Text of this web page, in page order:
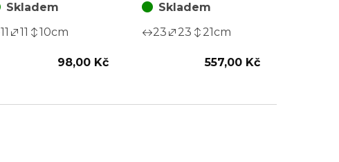
Skladem
11
11 10cm
98,00 Kč
Skladem
23
23 21cm
557,00 Kč